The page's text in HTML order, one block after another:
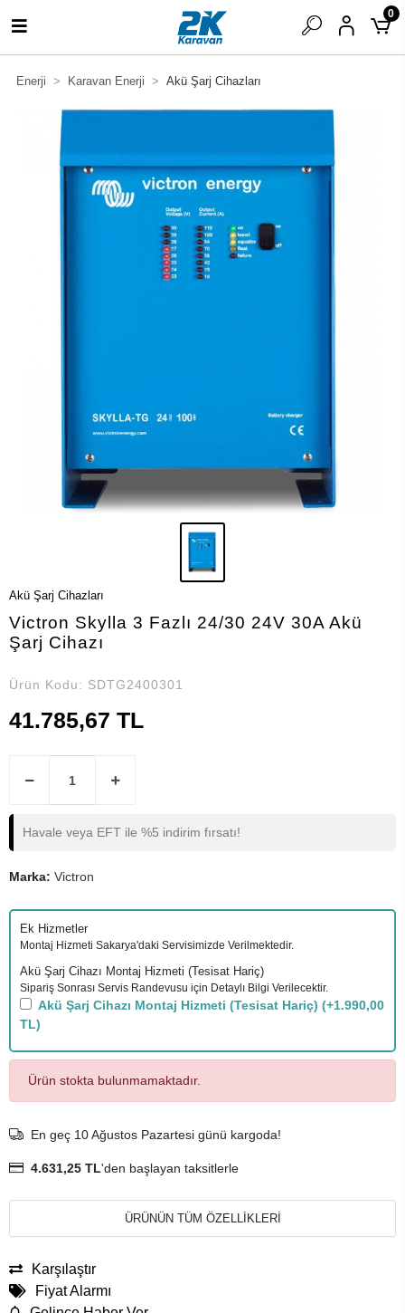
0
Enerji Karavan Enerji Akü Şarj Cihazları
Akü Şarj Cihazları
Victron Skylla 3 Fazlı 24/30 24V 30A Akü
Şarj Cihazı
Ürün Kodu: SDTG2400301
41.785,67 TL
Havale veya EFT ile %5 indirim fırsatı!
Marka: Victron
Ek Hizmetler
Montaj Hizmeti Sakarya'daki Servisimizde Verilmektedir.
Akü Şarj Cihazı Montaj Hizmeti (Tesisat Hariç)
Sipariş Sonrası Servis Randevusu için Detaylı Bilgi Verilecektir.
Akü Şarj Cihazı Montaj Hizmeti (Tesisat Hariç) (+1.990,00
TL)
Ürün stokta bulunmamaktadır.
En geç 10 Ağustos Pazartesi günü kargoda!
4.631,25 TL'den başlayan taksitlerle
ÜRÜNÜN TÜM ÖZELLİKLERİ
Karşılaştır
Fiyat Alarmı